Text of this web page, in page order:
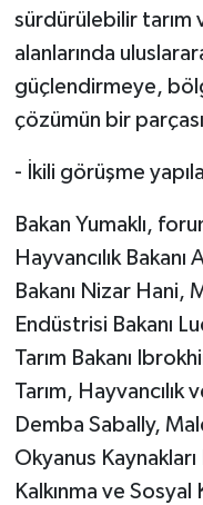
sürdürülebilir tarım
alanlarında
güçlendirmeye,
çözümün bir
- İkili görüşme
Bakan Yumaklı,
Hayvancılık
Bakanı Nizar Hani,
Endüstrisi Bakanı
Tarım Bakanı
Tarım, Hayvancılık
Demba Sabally,
Okyanus
Kalkınma ve Sosyal